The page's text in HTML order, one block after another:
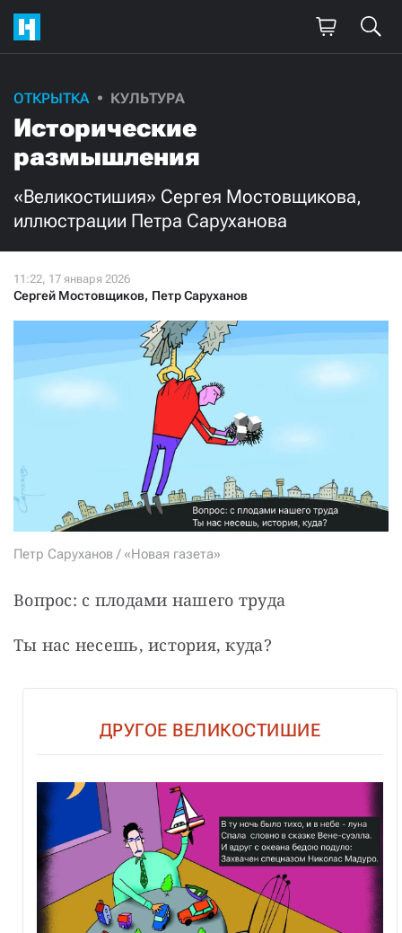
ОТКРЫТКА КУЛЬТУРА
Исторические
размышления
«Великостишия» Сергея Мостовщикова,
иллюстрации Петра Саруханова
Сергей Мостовщиков, Петр Саруханов
Петр Саруханов / «Новая газета»
Вопрос: с плодами нашего труда
Ты нас несешь, история, куда?
ДРУГОЕ ВЕЛИКОСТИШИЕ